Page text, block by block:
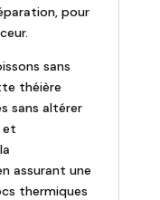
pour
sans
théière
sans altérer
et
assurant une
thermiques